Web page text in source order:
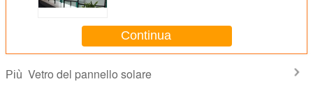
Continua
Più Vetro del pannello solare